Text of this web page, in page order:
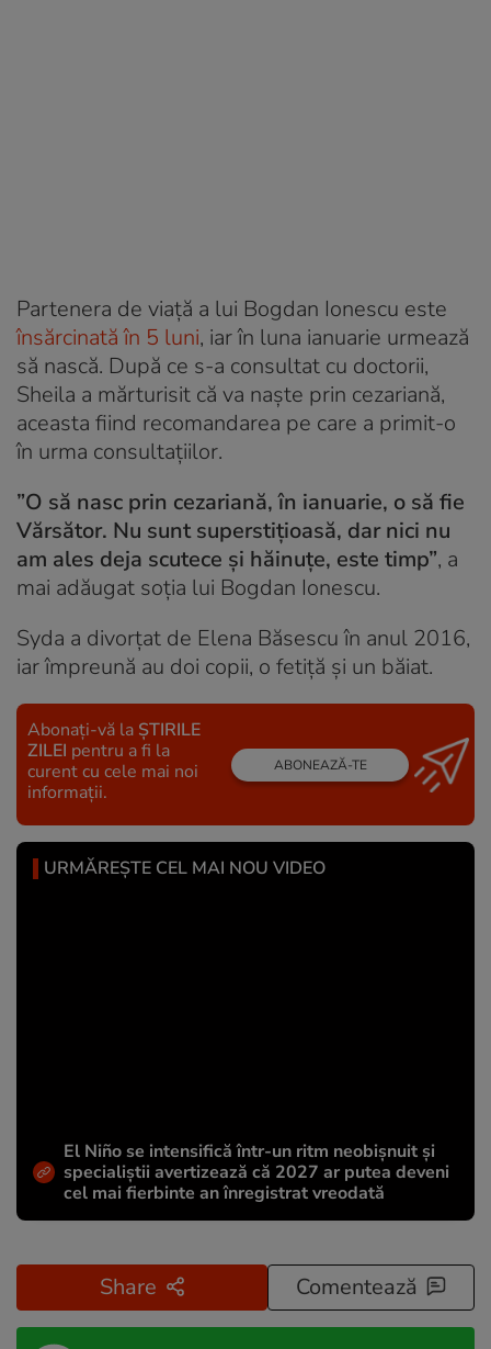
Partenera de viață a lui Bogdan Ionescu este
însărcinată în 5 luni, iar în luna ianuarie urmează
să nască. După ce s-a consultat cu doctorii,
Sheila a mărturisit că va naște prin cezariană,
aceasta fiind recomandarea pe care a primit-o
în urma consultațiilor.
”O să nasc prin cezariană, în ianuarie, o să fie
Vărsător. Nu sunt superstițioasă, dar nici nu
am ales deja scutece și hăinuțe, este timp”, a
mai adăugat soția lui Bogdan Ionescu.
Syda a divorțat de Elena Băsescu în anul 2016,
iar împreună au doi copii, o fetiță și un băiat.
Abonați-vă la ȘTIRILE
ZILEI pentru a fi la
curent cu cele mai noi
informații.
ABONEAZĂ-TE
URMĂREȘTE CEL MAI NOU VIDEO
El Niño se intensifică într-un ritm neobișnuit și
specialiștii avertizează că 2027 ar putea deveni
cel mai fierbinte an înregistrat vreodată
Share Comentează